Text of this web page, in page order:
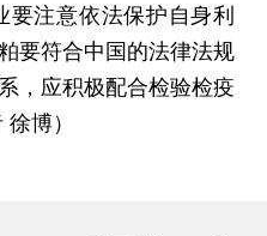
注意依法保护自身利
要符合中国的法律法规
，应积极配合检验检疫
博）